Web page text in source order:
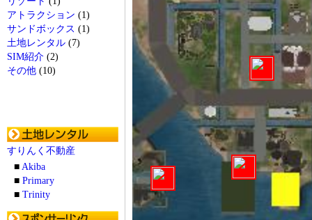
アトラクション (1)
サンドボックス (1)
土地レンタル (7)
SIM紹介 (2)
その他 (10)
すりんく不動産
■ Akiba
■ Primary
■ Trinity